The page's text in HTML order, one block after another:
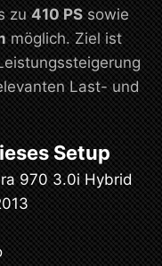
zu 410 PS sowie
möglich. Ziel ist
Last- und
Setup
970 3.0i Hybrid